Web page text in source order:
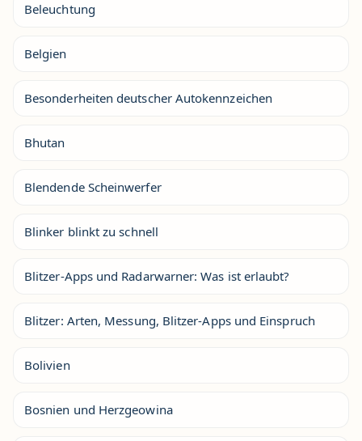
Beleuchtung
Belgien
Besonderheiten deutscher Autokennzeichen
Bhutan
Blendende Scheinwerfer
Blinker blinkt zu schnell
Blitzer-Apps und Radarwarner: Was ist erlaubt?
Blitzer: Arten, Messung, Blitzer-Apps und Einspruch
Bolivien
Bosnien und Herzgeowina